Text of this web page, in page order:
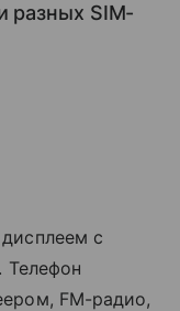
разных SIM-
с
Телефон
FM-радио,